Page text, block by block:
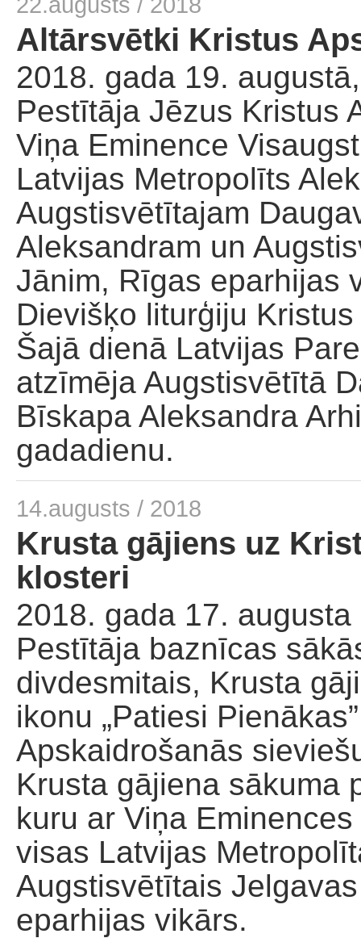
Altārsvētki Kristus
2018. gada 19.
Pestītāja Jēzus Kristus
Viņa Eminence
Latvijas Metropolīts
Augstisvētītajam
Aleksandram un
Jānim, Rīgas eparhijas
Dievišķo liturģiju
Šajā dienā Latvijas
atzīmēja Augstisvētītā
Bīskapa Aleksandra
gadadienu.
14.augusts / 2018
Krusta gājiens uz
klosteri
2018. gada 17.
Pestītāja baznīcas
divdesmitais, Krusta
ikonu „Patiesi
Apskaidrošanās
Krusta gājiena sākuma
kuru ar Viņa
visas Latvijas
Augstisvētītais
eparhijas vikārs.